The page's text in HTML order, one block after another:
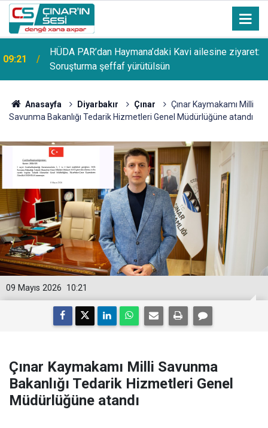
09:21
HÜDA PAR’dan Haymana’daki Kavi ailesine ziyaret:
Soruşturma şeffaf yürütülsün
Anasayfa Diyarbakır Çınar
Çınar Kaymakamı Milli
Savunma Bakanlığı Tedarik Hizmetleri Genel Müdürlüğüne atandı
10:21
09 Mayıs 2026
Çınar Kaymakamı Milli Savunma
Bakanlığı Tedarik Hizmetleri Genel
Müdürlüğüne atandı